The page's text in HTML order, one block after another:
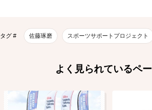
タグ # 佐藤琢磨 スポーツサポートプロジェクト
よく見られているペ